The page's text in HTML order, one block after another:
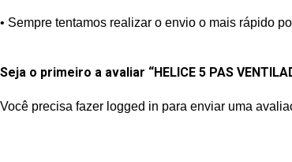
• Sempre tentamos realizar o envio o mais rápido
Seja o primeiro a avaliar “HELICE 5 PAS
Você precisa fazer logged in para enviar uma